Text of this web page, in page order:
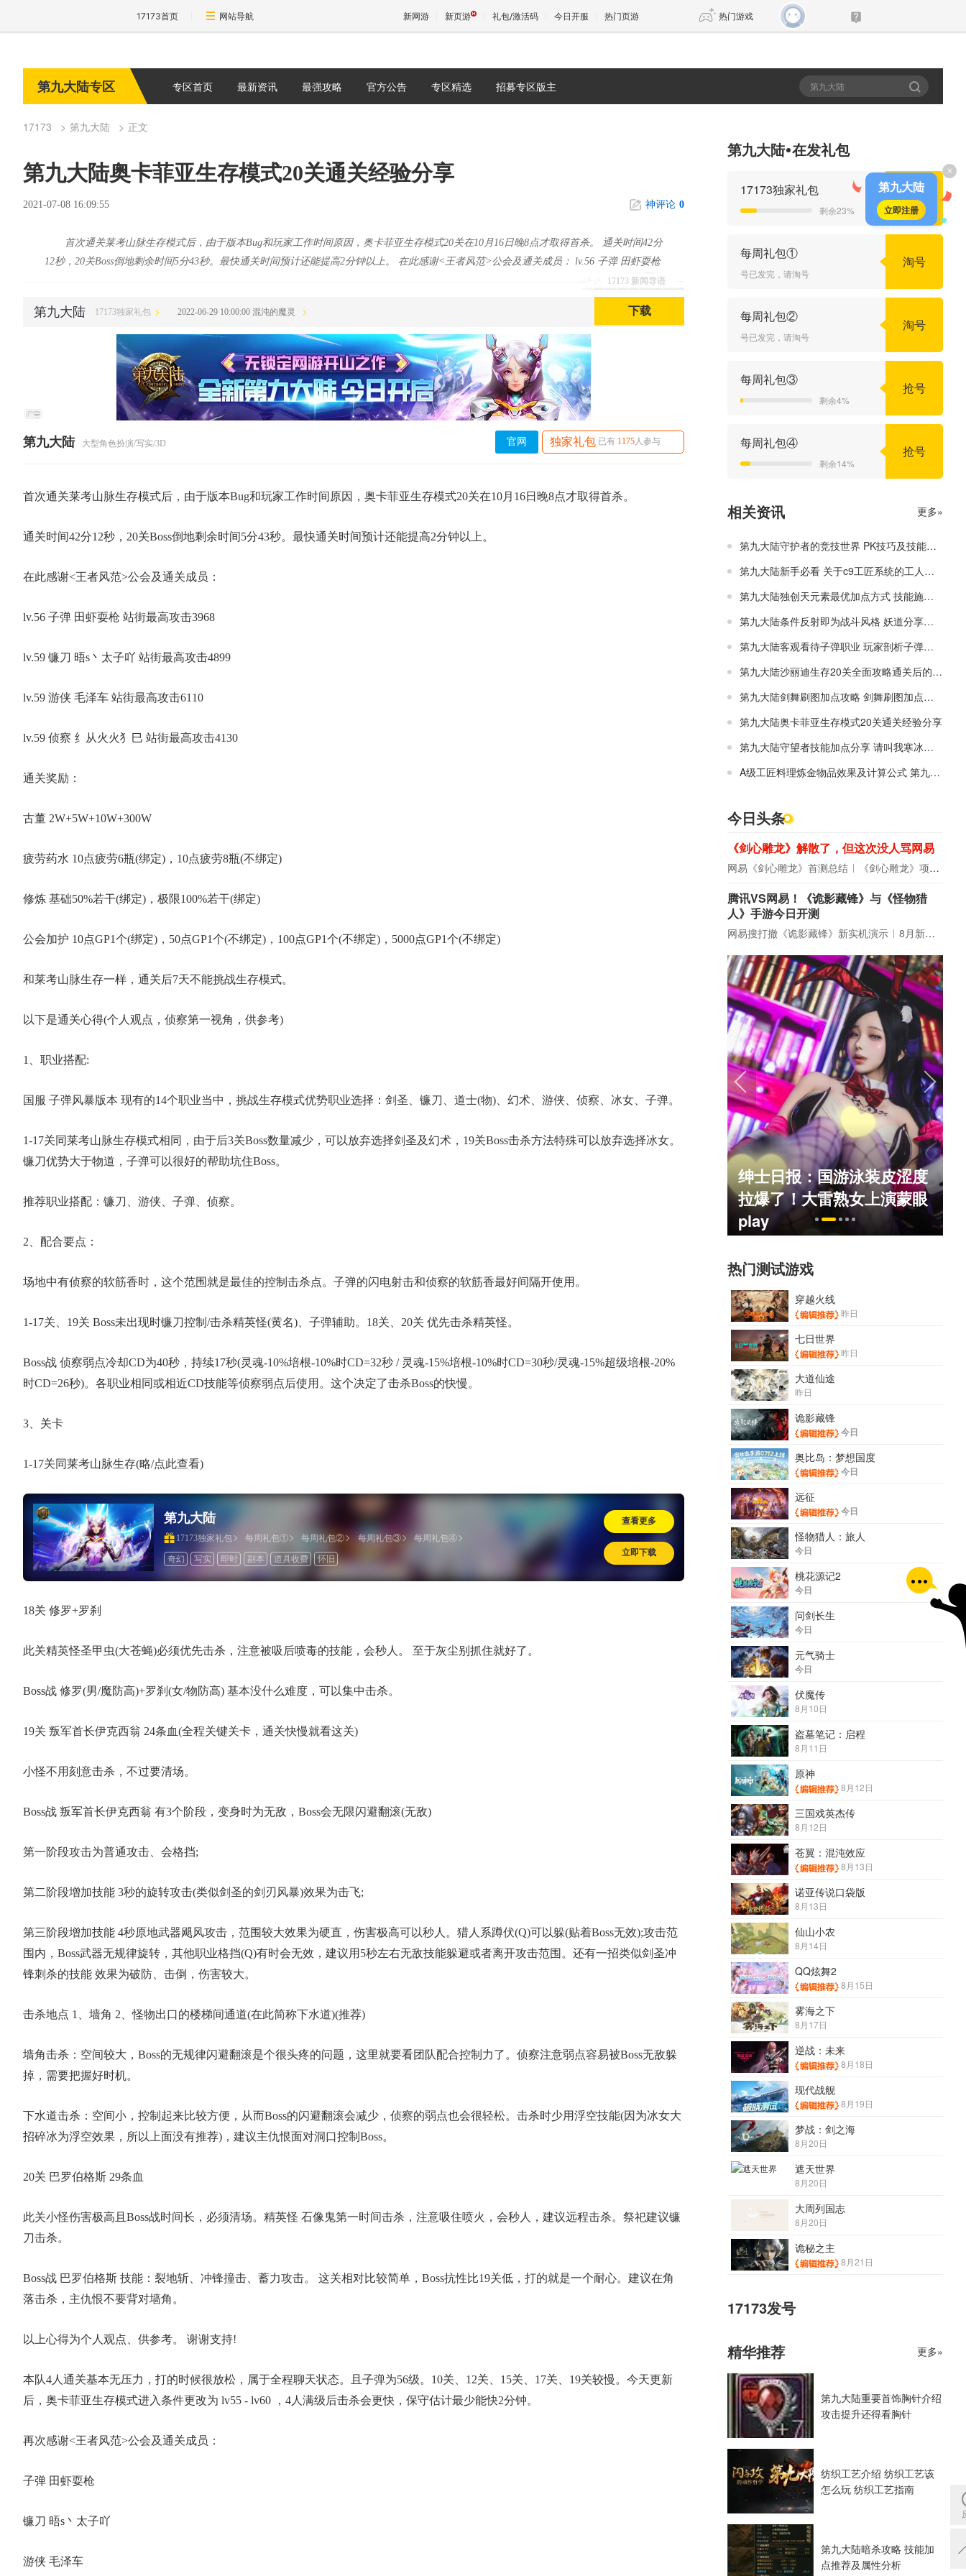
17173首页 网站导航 新网游 新页游 礼包/激活码 今日开服 热门页游 热门游戏
第九大陆专区 专区首页 最新资讯 最强攻略 官方公告 专区精选 招募专区版主
17173 第九大陆 正文
第九大陆奥卡菲亚生存模式20关通关经验分享
2021-07-08 16:09:55 神评论 0
17173 新闻导语
首次通关莱考山脉生存模式后，由于版本Bug和玩家工作时间原因，奥卡菲亚生存模式20关在10月16日晚8点才取得首杀。 通关时间42分
12秒，20关Boss倒地剩余时间5分43秒。最快通关时间预计还能提高2分钟以上。 在此感谢<王者风范>公会及通关成员： lv.56 子弹 田虾耍枪
第九大陆 17173独家礼包 2022-06-29 10:00:00 混沌的魔灵 下载
第九大陆 大型角色扮演/写实/3D 独家礼包 已有 1175人参与
官网
首次通关莱考山脉生存模式后，由于版本Bug和玩家工作时间原因，奥卡菲亚生存模式20关在10月16日晚8点才取得首杀。
通关时间42分12秒，20关Boss倒地剩余时间5分43秒。最快通关时间预计还能提高2分钟以上。
在此感谢<王者风范>公会及通关成员：
lv.56 子弹 田虾耍枪 站街最高攻击3968
lv.59 镰刀 晤s丶太子吖 站街最高攻击4899
lv.59 游侠 毛泽车 站街最高攻击6110
lv.59 侦察 纟从火火犭巳 站街最高攻击4130
通关奖励：
古董 2W+5W+10W+300W
疲劳药水 10点疲劳6瓶(绑定)，10点疲劳8瓶(不绑定)
修炼 基础50%若干(绑定)，极限100%若干(绑定)
公会加护 10点GP1个(绑定)，50点GP1个(不绑定)，100点GP1个(不绑定)，5000点GP1个(不绑定)
和莱考山脉生存一样，通关后7天不能挑战生存模式。
以下是通关心得(个人观点，侦察第一视角，供参考)
1、职业搭配:
国服 子弹风暴版本 现有的14个职业当中，挑战生存模式优势职业选择：剑圣、镰刀、道士(物)、幻术、游侠、侦察、冰女、子弹。
1-17关同莱考山脉生存模式相同，由于后3关Boss数量减少，可以放弃选择剑圣及幻术，19关Boss击杀方法特殊可以放弃选择冰女。
镰刀优势大于物道，子弹可以很好的帮助坑住Boss。
推荐职业搭配：镰刀、游侠、子弹、侦察。
2、配合要点：
场地中有侦察的软筋香时，这个范围就是最佳的控制击杀点。子弹的闪电射击和侦察的软筋香最好间隔开使用。
1-17关、19关 Boss未出现时镰刀控制/击杀精英怪(黄名)、子弹辅助。18关、20关 优先击杀精英怪。
Boss战 侦察弱点冷却CD为40秒，持续17秒(灵魂-10%培根-10%时CD=32秒 / 灵魂-15%培根-10%时CD=30秒/灵魂-15%超级培根-20%
时CD=26秒)。各职业相同或相近CD技能等侦察弱点后使用。这个决定了击杀Boss的快慢。
3、关卡
1-17关同莱考山脉生存(略/点此查看)
第九大陆
17173独家礼包 每周礼包① 每周礼包② 每周礼包③ 每周礼包④
奇幻 写实 即时 副本 道具收费 怀旧
查看更多
立即下载
18关 修罗+罗刹
此关精英怪圣甲虫(大苍蝇)必须优先击杀，注意被吸后喷毒的技能，会秒人。 至于灰尘别抓住就好了。
Boss战 修罗(男/魔防高)+罗刹(女/物防高) 基本没什么难度，可以集中击杀。
19关 叛军首长伊克西翁 24条血(全程关键关卡，通关快慢就看这关)
小怪不用刻意击杀，不过要清场。
Boss战 叛军首长伊克西翁 有3个阶段，变身时为无敌，Boss会无限闪避翻滚(无敌)
第一阶段攻击为普通攻击、会格挡;
第二阶段增加技能 3秒的旋转攻击(类似剑圣的剑刃风暴)效果为击飞;
第三阶段增加技能 4秒原地武器飓风攻击，范围较大效果为硬直，伤害极高可以秒人。猎人系蹲伏(Q)可以躲(贴着Boss无效);攻击范
围内，Boss武器无规律旋转，其他职业格挡(Q)有时会无效，建议用5秒左右无敌技能躲避或者离开攻击范围。还有一招类似剑圣冲
锋刺杀的技能 效果为破防、击倒，伤害较大。
击杀地点 1、墙角 2、怪物出口的楼梯间通道(在此简称下水道)(推荐)
墙角击杀：空间较大，Boss的无规律闪避翻滚是个很头疼的问题，这里就要看团队配合控制力了。侦察注意弱点容易被Boss无敌躲
掉，需要把握好时机。
下水道击杀：空间小，控制起来比较方便，从而Boss的闪避翻滚会减少，侦察的弱点也会很轻松。击杀时少用浮空技能(因为冰女大
招碎冰为浮空效果，所以上面没有推荐)，建议主仇恨面对洞口控制Boss。
20关 巴罗伯格斯 29条血
此关小怪伤害极高且Boss战时间长，必须清场。精英怪 石像鬼第一时间击杀，注意吸住喷火，会秒人，建议远程击杀。祭祀建议镰
刀击杀。
Boss战 巴罗伯格斯 技能：裂地斩、冲锋撞击、蓄力攻击。 这关相对比较简单，Boss抗性比19关低，打的就是一个耐心。建议在角
落击杀，主仇恨不要背对墙角。
以上心得为个人观点、供参考。 谢谢支持!
本队4人通关基本无压力，打的时候很放松，属于全程聊天状态。且子弹为56级。10关、12关、15关、17关、19关较慢。今天更新
后，奥卡菲亚生存模式进入条件更改为 lv55 - lv60 ，4人满级后击杀会更快，保守估计最少能快2分钟。
再次感谢<王者风范>公会及通关成员：
子弹 田虾耍枪
镰刀 晤s丶太子吖
游侠 毛泽车
第九大陆 在发礼包
17173独家礼包
剩余23%
抢号
每周礼包①
号已发完，请淘号
淘号
每周礼包②
号已发完，请淘号
淘号
每周礼包③
剩余4%
抢号
每周礼包④
剩余14%
抢号
相关资讯 更多»
第九大陆守护者的竞技世界 PK技巧及技能运用
第九大陆新手必看 关于c9工匠系统的工人总结
第九大陆独创天元素最优加点方式 技能施放技巧
第九大陆条件反射即为战斗风格 妖道分享成长史
第九大陆客观看待子弹职业 玩家剖析子弹真面目
第九大陆沙丽迪生存20关全面攻略通关后的经验
第九大陆剑舞刷图加点攻略 剑舞刷图加点推荐
第九大陆奥卡菲亚生存模式20关通关经验分享
第九大陆守望者技能加点分享 请叫我寒冰女王
A级工匠料理炼金物品效果及计算公式 第九大陆
今日头条
《剑心雕龙》解散了，但这次没人骂网易
网易《剑心雕龙》首测总结 《剑心雕龙》项目宣布解散
腾讯VS网易！《诡影藏锋》与《怪物猎
人》手游今日开测
网易搜打撤《诡影藏锋》新实机演示 8月新游前瞻：《诡秘之主》领衔
绅士日报：国游泳装皮涩度
拉爆了！大雷熟女上演蒙眼
play
热门测试游戏
穿越火线
昨日
七日世界
昨日
大道仙途
昨日
诡影藏锋
今日
奥比岛：梦想国度
今日
远征
今日
怪物猎人：旅人
今日
桃花源记2
今日
问剑长生
今日
元气骑士
今日
伏魔传
8月10日
盗墓笔记：启程
8月11日
原神
8月12日
三国戏英杰传
8月12日
苍翼：混沌效应
8月13日
诺亚传说口袋版
8月13日
仙山小农
8月14日
QQ炫舞2
8月15日
雾海之下
8月17日
逆战：未来
8月18日
现代战舰
8月19日
梦战：剑之海
8月20日
遮天世界
8月20日
大周列国志
8月20日
诡秘之主
8月21日
17173发号
精华推荐 更多»
第九大陆重要首饰胸针介绍
攻击提升还得看胸针
纺织工艺介绍 纺织工艺该
怎么玩 纺织工艺指南
第九大陆暗杀攻略 技能加
点推荐及属性分析
×
第九大陆
立即注册